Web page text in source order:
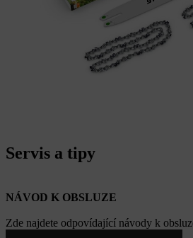
Servis a tipy
NÁVOD K OBSLUZE
Zde najdete odpovídající návody k